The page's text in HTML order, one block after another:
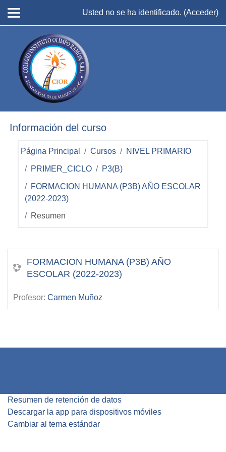
Usted no se ha identificado. (Acceder)
Información del curso
Página Principal Cursos NIVEL PRIMARIO
PRIMER_CICLO P3(B)
FORMACION HUMANA (P3B) AÑO ESCOLAR
(2022-2023)
Resumen
FORMACION HUMANA (P3B) AÑO
ESCOLAR (2022-2023)
Profesor: Carmen Muñoz
Resumen de retención de datos
Descargar la app para dispositivos móviles
Cambiar al tema estándar